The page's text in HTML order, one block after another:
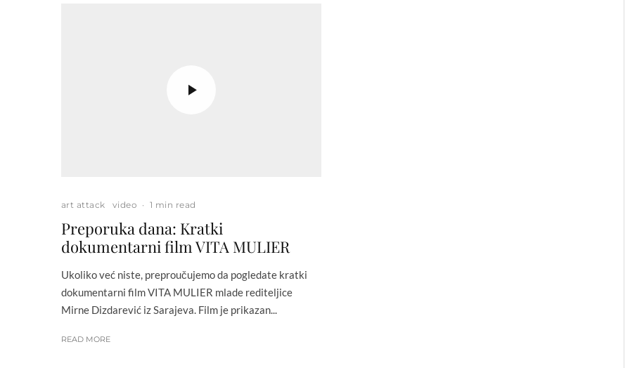
art attack video · 1 min read
Preporuka dana: Kratki
dokumentarni film VITA MULIER
Ukoliko već niste, preproučujemo da pogledate kratki
dokumentarni film VITA MULIER mlade rediteljice
Mirne Dizdarević iz Sarajeva. Film je prikazan...
READ MORE